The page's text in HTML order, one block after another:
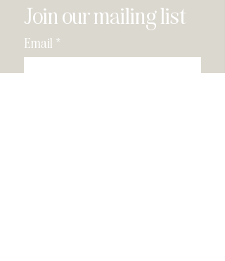
Join our mailing list
Email *